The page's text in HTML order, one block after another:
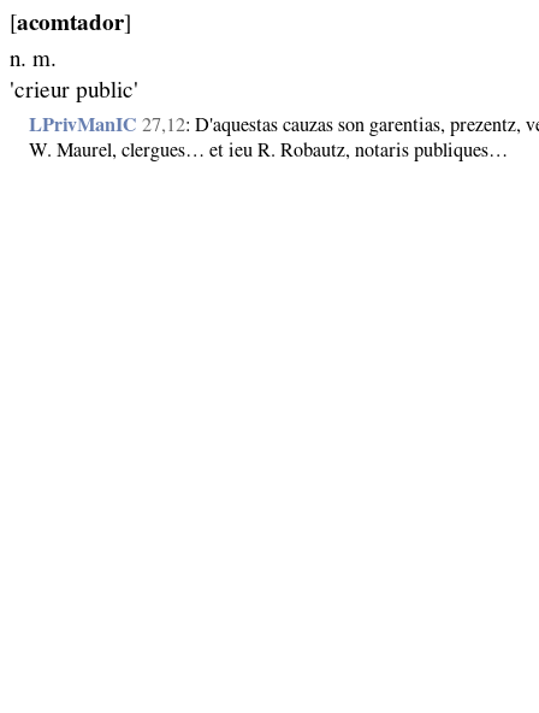
[acomtador]
n. m.
'crieur public'
LPrivManIC 27,12: D'aquestas cauzas son garentias,
W. Maurel, clergues… et ieu R. Robautz, notaris publiques…